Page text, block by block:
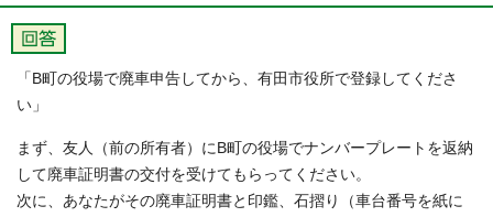
「B町の役場で廃車申告してから、有田市役所で登録してくださ
い」
まず、友人（前の所有者）にB町の役場でナンバープレートを返納
して廃車証明書の交付を受けてもらってください。
次に、あなたがその廃車証明書と印鑑、石摺り（車台番号を紙に